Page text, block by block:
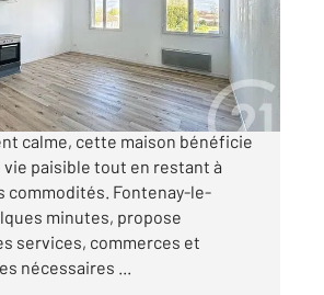
€
de Le Langon, dans un
calme, cette maison bénéficie
vie paisible tout en restant à
commodités. Fontenay-le-
minutes, propose
services, commerces et
nécessaires ...